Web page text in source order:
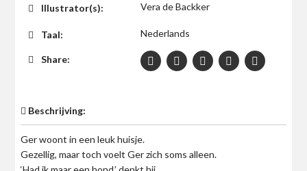
Illustrator(s): Vera de Backker
Taal: Nederlands
Share:
Beschrijving:
Ger woont in een leuk huisje.
Gezellig, maar toch voelt Ger zich soms alleen.